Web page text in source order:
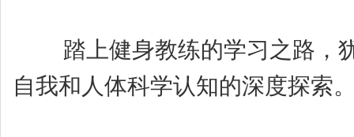
踏上健身教练的学习之路，犹
自我和人体科学认知的深度探索